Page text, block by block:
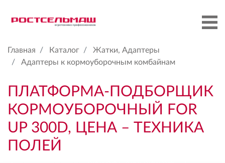
Главная Каталог
Жатки, Адаптеры
Адаптеры к кормоуборочным комбайнам
ПЛАТФОРМА-ПОДБОРЩИК
КОРМОУБОРОЧНЫЙ FOR
UP 300D, ЦЕНА – ТЕХНИКА
ПОЛЕЙ